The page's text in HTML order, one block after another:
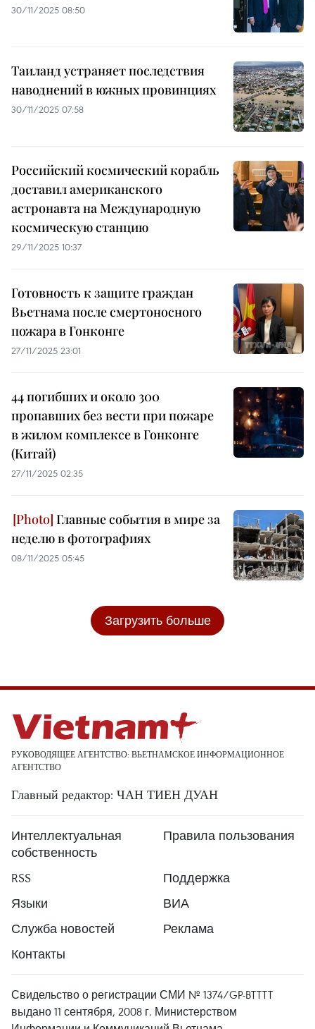
30/11/2025 08:50
Таиланд устраняет последствия
наводнений в южных провинциях
30/11/2025 07:58
Российский космический корабль
доставил американского
астронавта на Международную
космическую станцию
29/11/2025 10:37
Готовность к защите граждан
Вьетнама после смертоносного
пожара в Гонконге
27/11/2025 23:01
44 погибших и около 300
пропавших без вести при пожаре
в жилом комплексе в Гонконге
(Китай)
27/11/2025 02:35
Главные события в мире за
неделю в фотографиях
08/11/2025 05:45
Загрузить больше
РУКОВОДЯЩЕЕ АГЕНТСТВО: ВЬЕТНАМСКОЕ ИНФОРМАЦИОННОЕ
АГЕНТСТВО
Главный редактор: ЧАН ТИЕН ДУАН
Интеллектуальная
собственность
Правила пользования
RSS
Поддержка
Языки
ВИА
Служба новостей
Реклама
Контакты
Свидельство о регистрации СМИ № 1374/GP-BTTTT
выдано 11 сентября, 2008 г. Министерством